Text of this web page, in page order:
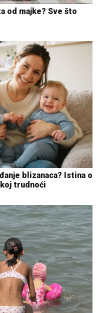
od majke? Sve što
blizanaca? Istina o
trudnoći